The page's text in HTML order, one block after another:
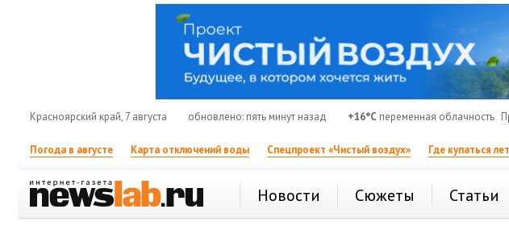
Красноярский край, 7 августа обновлено: пять минут назад +16°C переменная облачность
Погода в августе Карта отключений воды Спецпроект «Чистый воздух» Где купаться
Новости Сюжеты Статьи